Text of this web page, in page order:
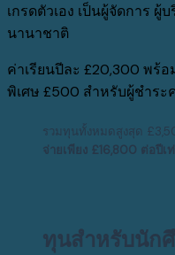
เกรดตัวเอง เป็นผู้จัดการ ผู้
นานาชาติ
ค่าเรียนปีละ £20,300 พร้อ
พิเศษ £500 สำหรับผู้ชำระ
รวมทุนทั้งหมดสูงสุด
จ่ายเพียง £16,800 ต่อปีเ
ทุนสำหรับนัก